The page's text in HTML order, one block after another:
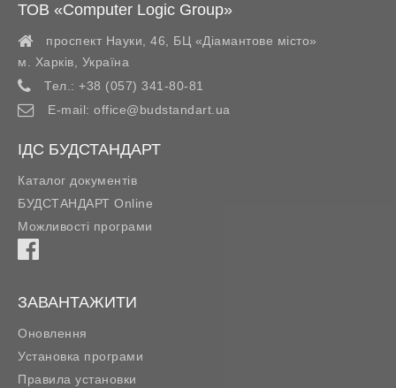
ТОВ «Computer Logic Group»
проспект Науки, 46, БЦ «Діамантове місто»
м. Харків
Україна
Тел.: +38 (057) 341-80-81
E-mail: office@budstandart.ua
ІДС БУДСТАНДАРТ
Каталог документів
БУДСТАНДАРТ Online
Можливості програми
ЗАВАНТАЖИТИ
Оновлення
Установка програми
Правила установки